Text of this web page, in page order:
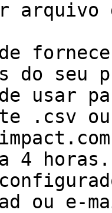
do seu
usar
.csv
4
ou e-